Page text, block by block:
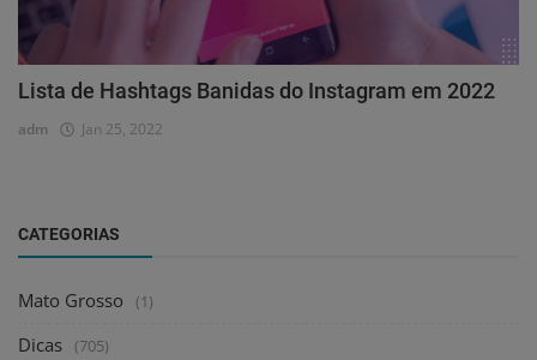
Lista de Hashtags Banidas do Instagram em 2022
adm Jan 25, 2022
CATEGORIAS
Mato Grosso (1)
Dicas (705)